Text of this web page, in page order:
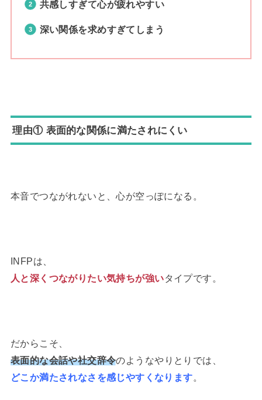
共感しすぎて心が疲れやすい
深い関係を求めすぎてしまう
理由① 表面的な関係に満たされにくい
本音でつながれないと、心が空っぽになる。
INFPは、
人と深くつながりたい気持ちが強いタイプです。
だからこそ、
表面的な会話や社交辞令のようなやりとりでは、
どこか満たされなさを感じやすくなります